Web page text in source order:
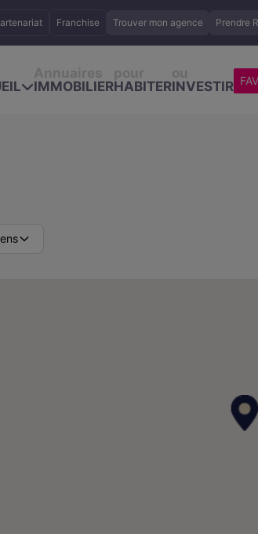
Franchise Trouver mon agence Prendre
IMMOBILIERHABITERINVESTIR